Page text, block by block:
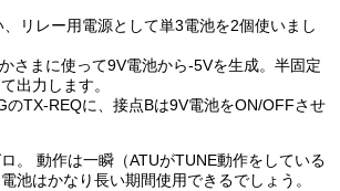
、リレー用電源として単3電池を2個使いまし
さまに使って9V電池から-5Vを生成。半固定
出力します。
のTX-REQに、接点Bは9V電池をON/OFFさせ
。 動作は一瞬（ATUがTUNE動作をしている
池はかなり長い期間使用できるでしょう。